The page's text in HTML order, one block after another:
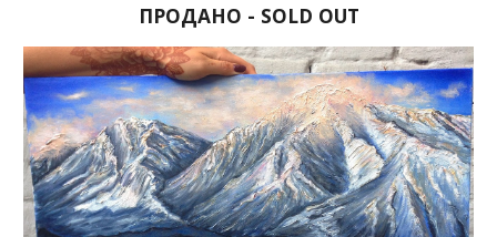
ПРОДАНО - SOLD OUT